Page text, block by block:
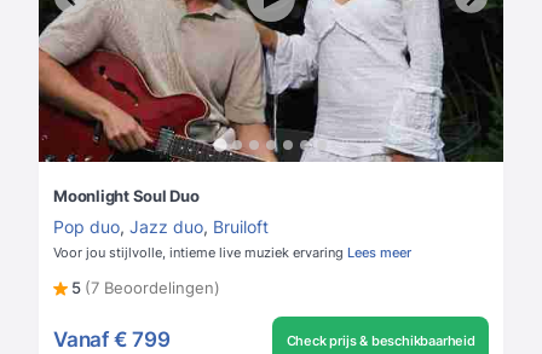
Moonlight Soul Duo
Pop duo, Jazz duo, Bruiloft
Voor jou stijlvolle, intieme live muziek ervaring Lees meer
5 (7 Beoordelingen)
Vanaf € 799 Check prijs & beschikbaarheid